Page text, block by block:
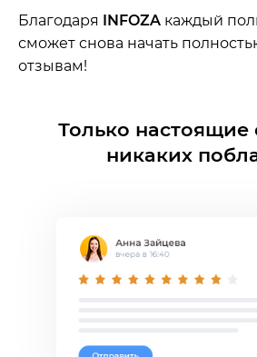
Благодаря INFOZA каждый
сможет снова начать
отзывам!
Только настоящие
никаких